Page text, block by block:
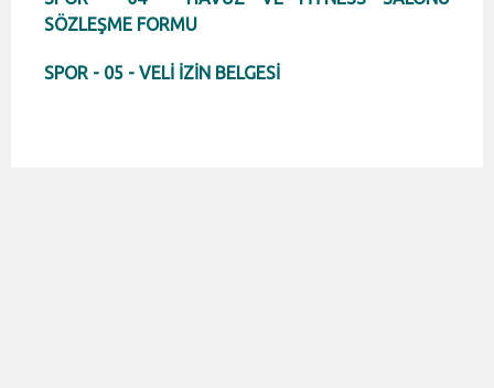
SÖZLEŞME FORMU
SPOR - 05 - VELİ İZİN BELGESİ